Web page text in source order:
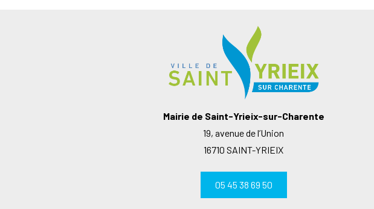
Mairie de Saint-Yrieix-sur-Charente
19, avenue de l’Union
16710 SAINT-YRIEIX
05 45 38 69 50